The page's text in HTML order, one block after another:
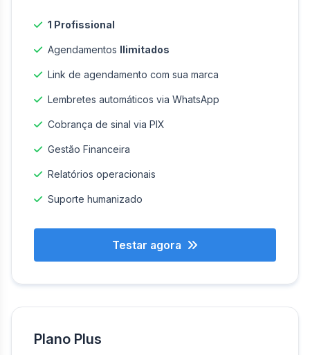
1 Profissional
Agendamentos Ilimitados
Link de agendamento com sua marca
Lembretes automáticos via WhatsApp
Cobrança de sinal via PIX
Gestão Financeira
Relatórios operacionais
Suporte humanizado
Testar agora
Plano Plus